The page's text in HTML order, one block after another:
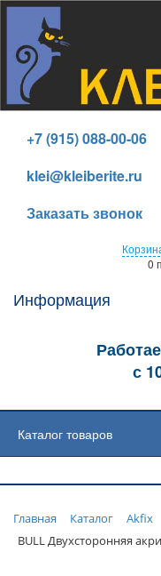
+7 (915) 088-00-06
klei@kleiberite.ru
Заказать звонок
0
Информация
с
Каталог товаров
Главная Каталог
Akfix
BULL Двухсторонняя